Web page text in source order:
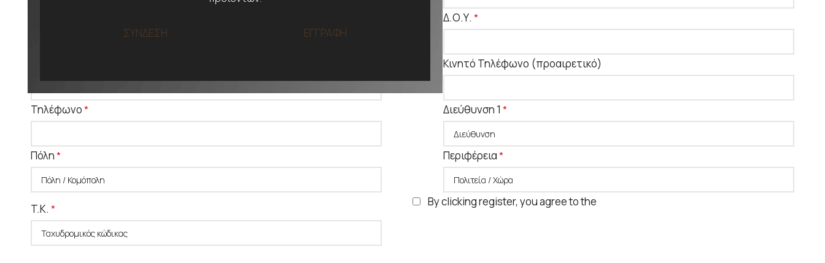
ΣΥΝΔΕΣΗ ΕΓΓΡΑΦΗ
Δ.Ο.Υ.*
Κινητό Τηλέφωνο (προαιρετικό)
Τηλέφωνο* Διεύθυνση 1*
Πόλη* Περιφέρεια*
T.K.*
By clicking register, you agree to the